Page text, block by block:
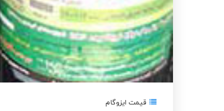
قیمت ایزوگام